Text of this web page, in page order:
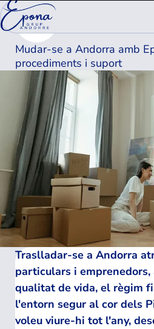
Mudar-se a Andorra amb
procediments i suport
Traslladar-se a Andorra
particulars i
qualitat de vida, el règim
l'entorn segur al cor dels
voleu viure-hi tot l'any,